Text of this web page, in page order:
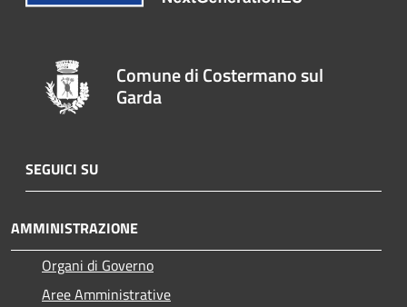
Comune di Costermano sul
Garda
SEGUICI SU
AMMINISTRAZIONE
Organi di Governo
Aree Amministrative